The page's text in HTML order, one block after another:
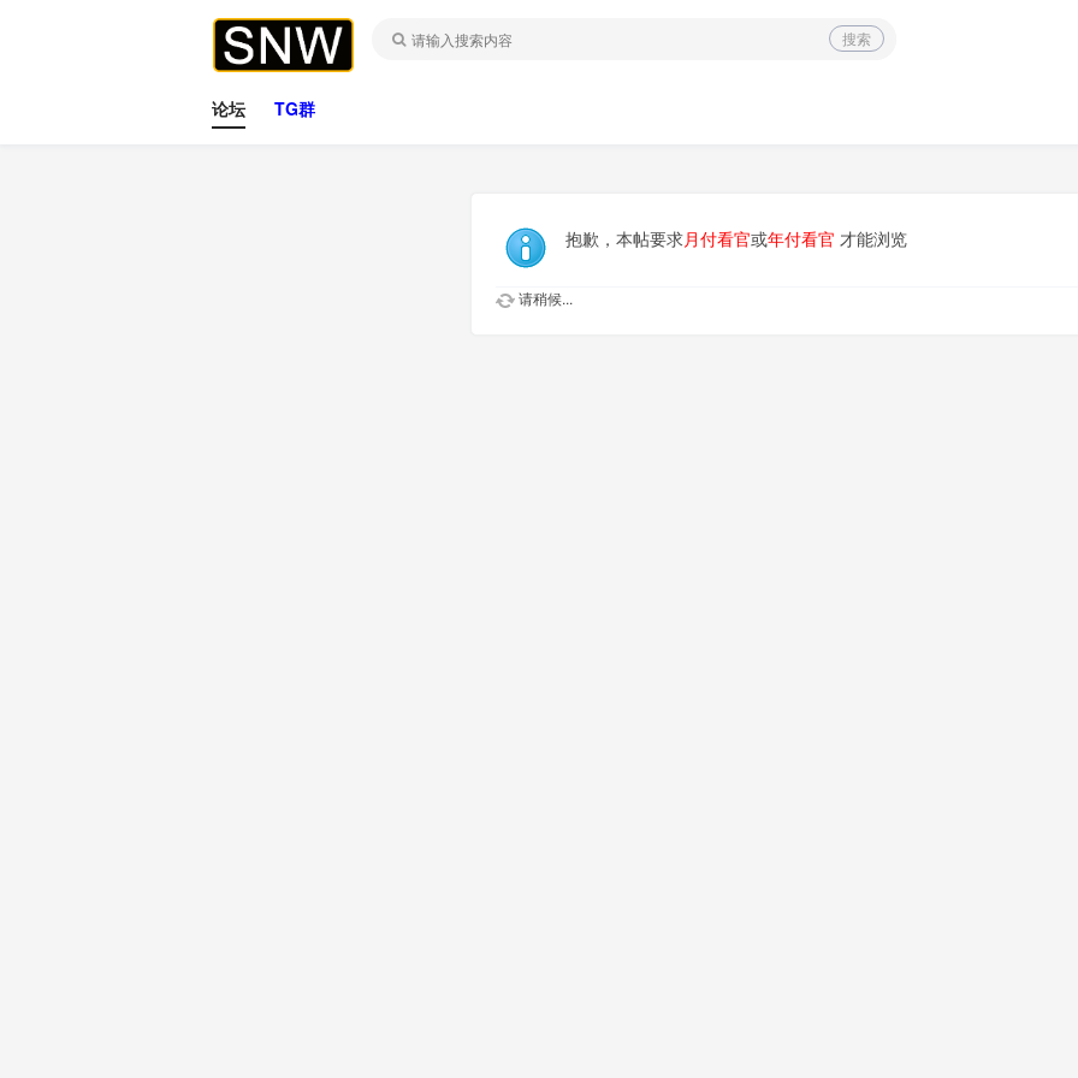
搜索
论坛 TG群
抱歉，本帖要求月付看官或年付看官 才能浏览
请稍候...